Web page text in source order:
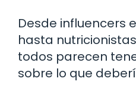
Desde influencers
hasta
todos parecen
sobre lo que